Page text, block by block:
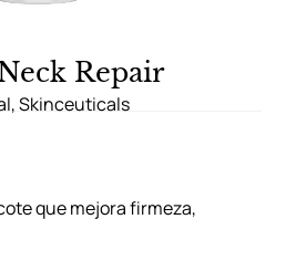
Repair
,Skinceuticals
que mejora firmeza,